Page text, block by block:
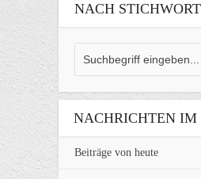
NACH
NACHRICHTEN
Beiträge von heute